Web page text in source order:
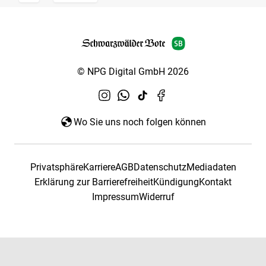
© NPG Digital GmbH 2026
Wo Sie uns noch folgen können
PrivatsphäreKarriereAGBDatenschutzMediadaten
Erklärung zur BarrierefreiheitKündigungKontakt
ImpressumWiderruf